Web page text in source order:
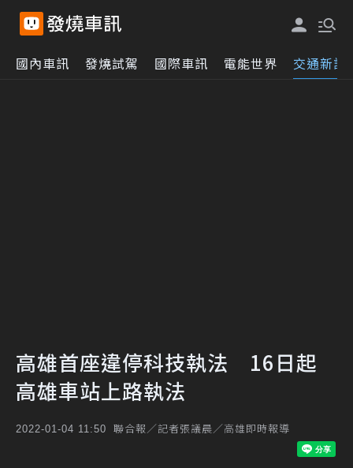
國內車訊 發燒試駕 國際車訊 電能世界 交通新訊
高雄首座違停科技執法 16日起
高雄車站上路執法
2022-01-04 11:50 聯合報／記者張議晨／高雄即時報導